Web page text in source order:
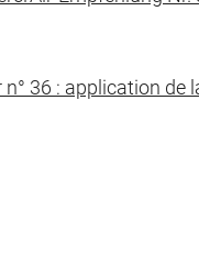
36 : application